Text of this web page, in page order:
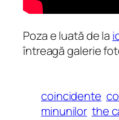
Poza e luată de la
întreagă galerie
coincidente
minunilor the